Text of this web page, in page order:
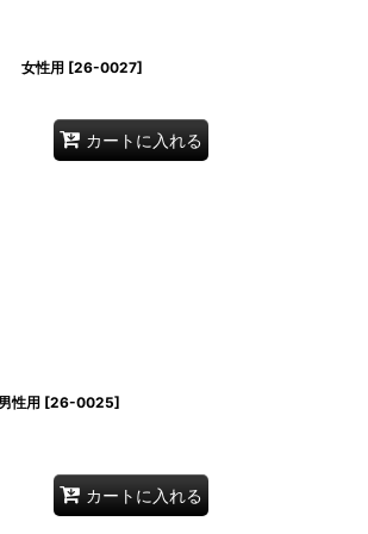
女性用 [26-0027]
カートに入れる
性用 [26-0025]
カートに入れる